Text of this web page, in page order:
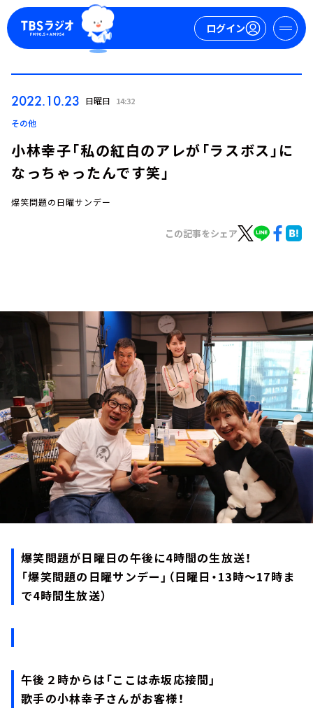
ログイン
お知らせ
イベント・グッズ
YouTube
会社情報
2022.10.23 日曜日 14:32
その他
小林幸子「私の紅白のアレが「ラスボス」に
なっちゃったんです笑」
爆笑問題の日曜サンデー
この記事をシェア
爆笑問題が日曜日の午後に4時間の生放送！
「爆笑問題の日曜サンデー」（日曜日・13時～17時ま
で4時間生放送）
午後２時からは「ここは赤坂応接間」
歌手の小林幸子さんがお客様！